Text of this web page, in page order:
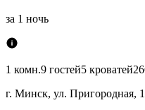
за 1 ночь
1 комн.9 гостей5 кроватей
г. Минск, ул. Пригородная,